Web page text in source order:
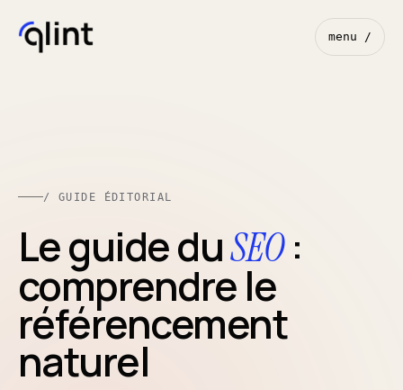
menu /
/ GUIDE ÉDITORIAL
Le guide duSEO:
comprendre le
référencement
naturel